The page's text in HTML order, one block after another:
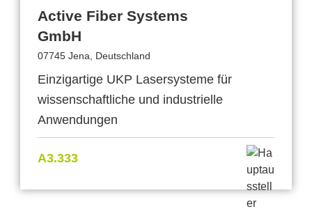
Active Fiber Systems
GmbH
07745 Jena, Deutschland
Einzigartige UKP Lasersysteme für
wissenschaftliche und industrielle
Anwendungen
A3.333